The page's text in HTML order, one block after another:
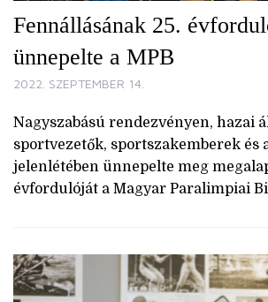
Fennállásának 25.
ünnepelte a MPB
2022. SZEPTEMBER 14.
Nagyszabású rendezvényen, hazai
sportvezetők, sportszakemberek és
jelenlétében ünnepelte meg
évfordulóját a Magyar Paralimpiai